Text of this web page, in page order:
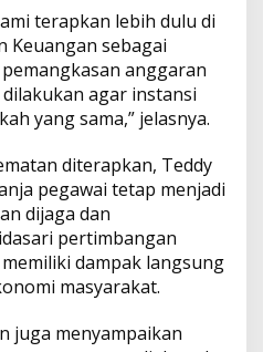
terapkan lebih dulu di
Keuangan sebagai
anggaran
agar instansi
yang sama,” jelasnya.
diterapkan, Teddy
pegawai tetap menjadi
dijaga dan
pertimbangan
dampak langsung
masyarakat.
juga menyampaikan